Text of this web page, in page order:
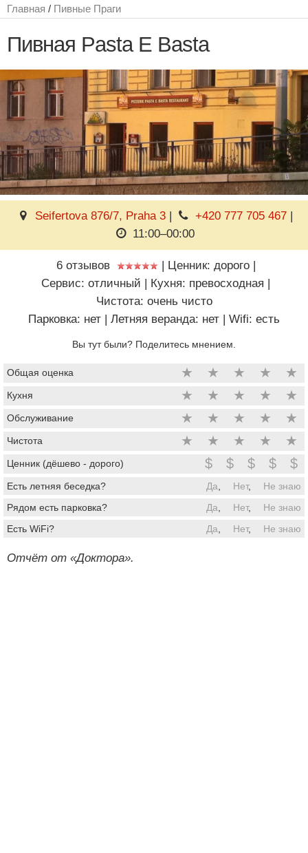
Главная / Пивные Праги
Пивная Pasta E Basta
Seifertova 876/7, Praha 3 | +420 777 705 467|
11:00–00:00
6 отзывов | Ценник: дорого |
Сервис: отличный | Кухня: превосходная |
Чистота: очень чисто
Парковка: нет | Летняя веранда: нет | Wifi: есть
Вы тут были? Поделитесь мнением.
Общая оценка ★ ★ ★ ★ ★
Кухня ★ ★ ★ ★ ★
Обслуживание ★ ★ ★ ★ ★
Чистота ★ ★ ★ ★ ★
Ценник (дёшево - дорого) $ $ $ $ $
Есть летняя беседка? Да Нет,
Не знаю
Рядом есть парковка?
Да Нет,
Не знаю
Есть WiFi?
Да Нет, Не знаю
Отчёт от «Доктора».